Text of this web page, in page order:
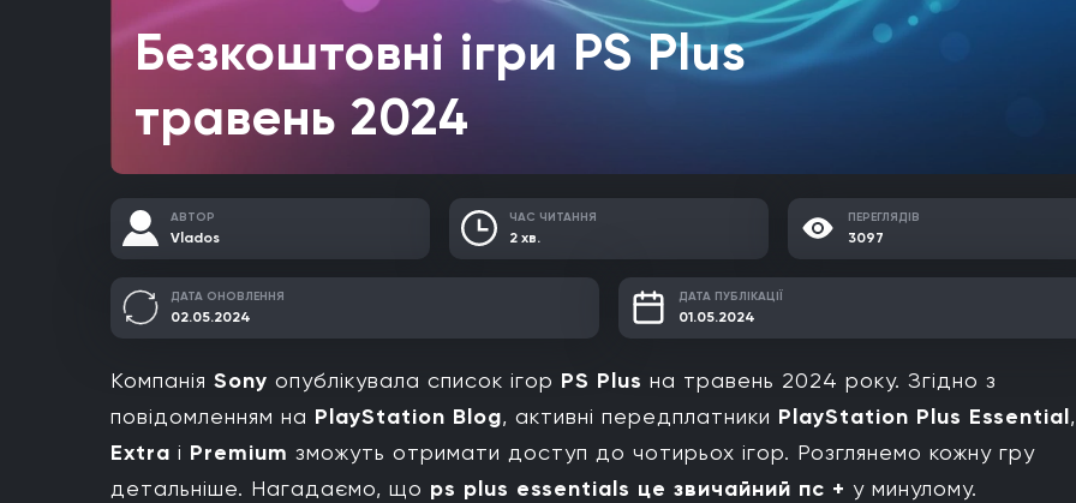
Безкоштовні ігри PS Plus
травень 2024
АВТОР
Vlados
ЧАС ЧИТАННЯ
2 хв.
ПЕРЕГЛЯДІВ
3097
ДАТА ОНОВЛЕННЯ
02.05.2024
ДАТА ПУБЛІКАЦІЇ
01.05.2024
Компанія Sony опублікувала список ігор PS Plus на травень 2024 року. Згідно з
повідомленням на PlayStation Blog, активні передплатники PlayStation Plus Essential,
Extra і Premium зможуть отримати доступ до чотирьох ігор. Розглянемо кожну гру
детальніше. Нагадаємо, що ps plus essentials це звичайний пс + у минулому.